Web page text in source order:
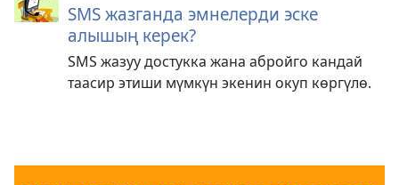
SMS жазганда эмнелерди эске
алышың керек?
SMS жазуу достукка жана абройго кандай
таасир этиши мүмкүн экенин окуп көргүлө.